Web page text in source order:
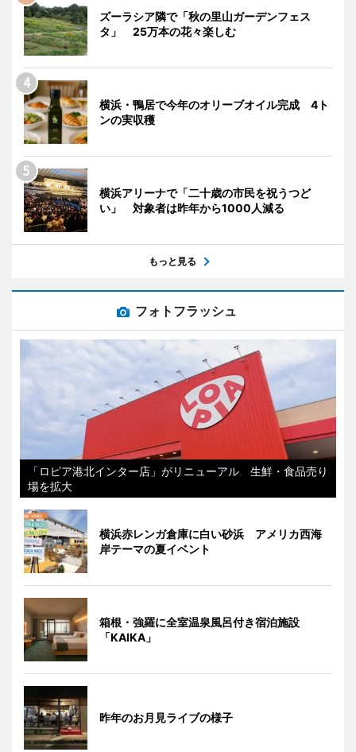
ズーラシア隣で「秋の里山ガーデンフェス
タ」 25万本の花々楽しむ
横浜・鴨居で今年のオリーブオイル完成 4ト
ンの実収穫
横浜アリーナで「二十歳の市民を祝うつど
い」 対象者は昨年から1000人減る
もっと見る
フォトフラッシュ
「ロピア港北インター店」がリニューアル 生鮮・食品売り
場を拡大
横浜赤レンガ倉庫に白い砂浜 アメリカ西海
岸テーマの夏イベント
箱根・強羅に全室温泉風呂付き宿泊施設
「KAIKA」
昨年のお月見ライブの様子